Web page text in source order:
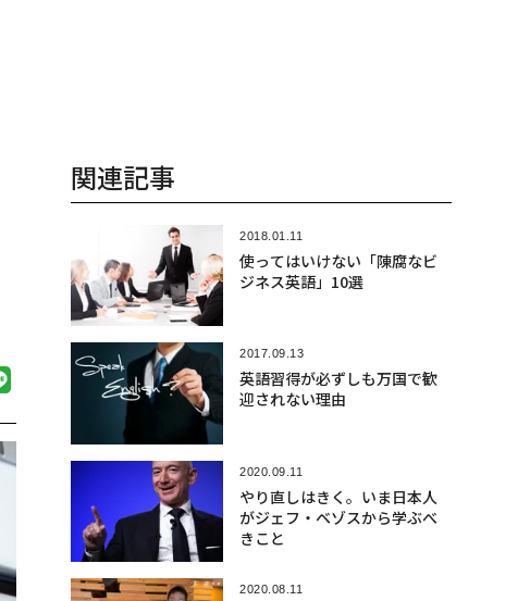
関連記事
2018.01.11
使ってはいけない「陳腐なビ
ジネス英語」10選
2017.09.13
英語習得が必ずしも万国で歓
迎されない理由
2020.09.11
やり直しはきく。いま日本人
がジェフ・ベゾスから学ぶべ
きこと
2020.08.11